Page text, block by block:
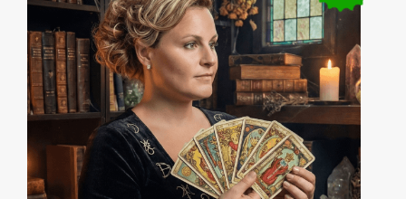
Kartářka Anička
Karty, astrologie, numerologie, výklad snů,
psychomagie. Vysoká pravděpodobnost věštby.
Baví mne taje lidské duše a tím se zabývám
snad čtyřicet let. I když hovořím plynně
anglicky, německy, polsky a domluvím se
vcelku slušně i francouzsky, řeknu vám to, co